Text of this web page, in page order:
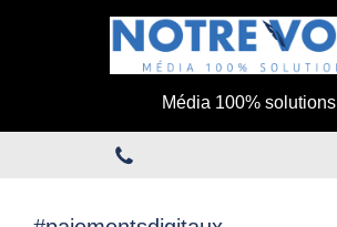
Média 100% solutions